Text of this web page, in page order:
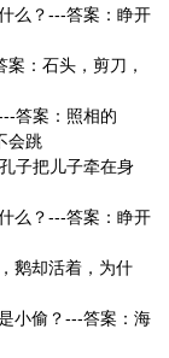
么？---答案：睁开
：石头，剪刀，
答案：照相的
会跳
子把儿子牵在身
么？---答案：睁开
鹅却活着，为什
小偷？---答案：海